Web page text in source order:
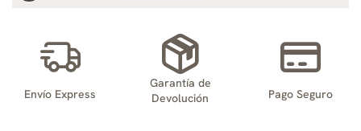
Envío Express
Garantía de
Devolución
Pago Seguro